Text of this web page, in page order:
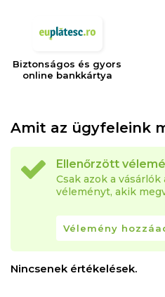
Biztonságos és gyors
online bankkártya
Amit az ügyfeleink
Ellenőrzött
Csak azok a
véleményt, akik
Vélemény
Nincsenek értékelések.